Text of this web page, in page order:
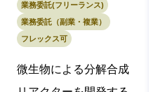
業務委託(フリーランス)
業務委託（副業・複業）
フレックス可
微生物による分解合成